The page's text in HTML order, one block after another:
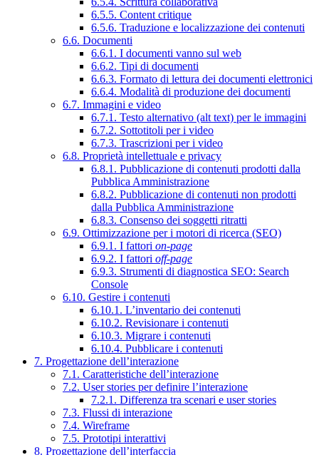
6.5.5. Content critique
6.5.6. Traduzione e localizzazione dei contenuti
6.6. Documenti
6.6.1. I documenti vanno sul web
6.6.2. Tipi di documenti
6.6.3. Formato di lettura dei documenti elettronici
6.6.4. Modalità di produzione dei documenti
6.7. Immagini e video
6.7.1. Testo alternativo (alt text) per le immagini
6.7.2. Sottotitoli per i video
6.7.3. Trascrizioni per i video
6.8. Proprietà intellettuale e privacy
6.8.1. Pubblicazione di contenuti prodotti dalla
Pubblica Amministrazione
6.8.2. Pubblicazione di contenuti non prodotti
dalla Pubblica Amministrazione
6.8.3. Consenso dei soggetti ritratti
6.9. Ottimizzazione per i motori di ricerca (SEO)
6.9.1. I fattori on-page
6.9.2. I fattori off-page
6.9.3. Strumenti di diagnostica SEO: Search
Console
6.10. Gestire i contenuti
6.10.1. L’inventario dei contenuti
6.10.2. Revisionare i contenuti
6.10.3. Migrare i contenuti
6.10.4. Pubblicare i contenuti
7. Progettazione dell’interazione
7.1. Caratteristiche dell’interazione
7.2. User stories per definire l’interazione
7.2.1. Differenza tra scenari e user stories
7.3. Flussi di interazione
7.4. Wireframe
7.5. Prototipi interattivi
8. Progettazione dell’interfaccia